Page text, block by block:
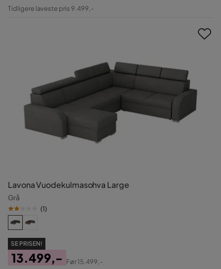
Pris
Original
Tidligere laveste pris 9.499,-
Lavona Vuodekulmasohva Large
Grå
(1)
SE PRISEN!
13.499,-
Før15.499,-